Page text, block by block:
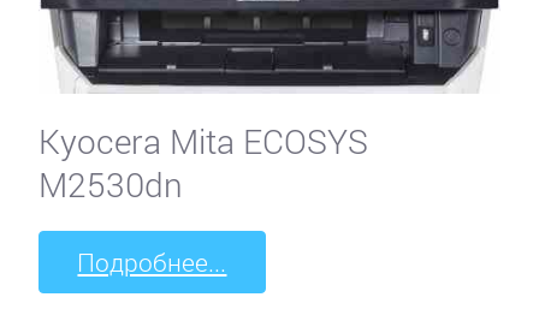
Kyocera Mita ECOSYS
M2530dn
Подробнее...